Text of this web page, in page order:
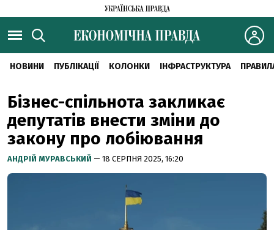
НОВИНИ ПУБЛІКАЦІЇ КОЛОНКИ ІНФРАСТРУКТУРА
Бізнес-спільнота закликає
депутатів внести зміни до
закону про лобіювання
АНДРІЙ МУРАВСЬКИЙ — 18 СЕРПНЯ 2025, 16:20